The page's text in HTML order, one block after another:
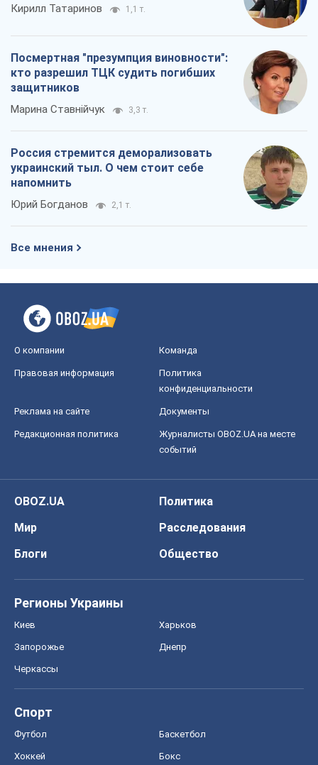
Кирилл Татаринов 1,1 т.
Посмертная "презумпция виновности":
кто разрешил ТЦК судить погибших
защитников
Марина Ставнійчук 3,3 т.
Россия стремится деморализовать
украинский тыл. О чем стоит себе
напомнить
Юрий Богданов 2,1 т.
Все мнения
О компании Команда
Правовая информация
Политика
конфиденциальности
Реклама на сайте Документы
Редакционная политика
Журналисты OBOZ.UA на месте
событий
OBOZ.UA
Политика
Мир
Расследования
Блоги
Общество
Регионы Украины
Киев Харьков
Запорожье Днепр
Черкассы
Спорт
Футбол Баскетбол
Хоккей Бокс